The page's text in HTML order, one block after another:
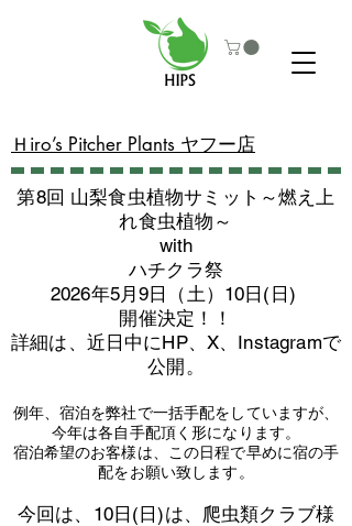
​Ｈiro’s Pitcher Plants ヤフー店
第8回 山梨食虫植物サミット～燃え上
れ食虫植物～
with
​ハチクラ祭
2026年5月9日（土）10日(日)
​開催決定！！
詳細は、近日中にHP、X、Instagramで
公開。
例年、宿泊を弊社で一括手配をしていますが、
今年は各自手配頂く形になります。
​宿泊希望のお客様は、この日程で早めに宿の手
配をお願い致します。
​今回は、10日(日)は、爬虫類クラブ様